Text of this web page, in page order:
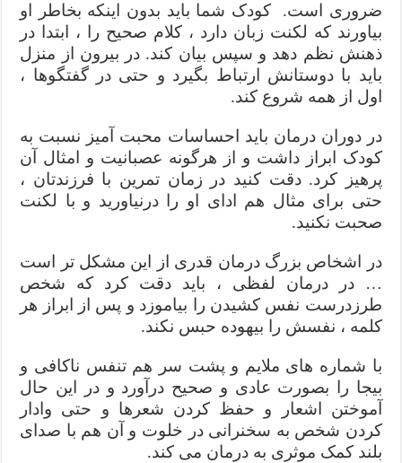
ضروری است. کودک شما باید بدون اینکه بخاطر او
بیاورند که لکنت زبان دارد ، کلام صحیح را ، ابتدا در
ذهنش نظم دهد و سپس بیان کند. در بیرون از منزل
باید با دوستانش ارتباط بگیرد و حتی در گفتگوها ،
اول از همه شروع کند.
در دوران درمان باید احساسات محبت آمیز نسبت به
کودک ابراز داشت و از هرگونه عصبانیت و امثال آن
پرهیز کرد. دقت کنید در زمان تمرین با فرزندتان ،
حتی برای مثال هم ادای او را درنیاورید و با لکنت
صحبت نکنید.
در اشخاص بزرگ درمان قدری از این مشکل تر است
… در درمان لفظی ، باید دقت کرد که شخص
طرزدرست نفس کشیدن را بیاموزد و پس از ابراز هر
کلمه ، نفسش را بیهوده حبس نکند.
با شماره های ملایم و پشت سر هم تنفس ناکافی و
بیجا را بصورت عادی و صحیح درآورد و در این حال
آموختن اشعار و حفظ کردن شعرها و حتی وادار
کردن شخص به سخنرانی در خلوت و آن هم با صدای
بلند کمک موثری به درمان می کند.